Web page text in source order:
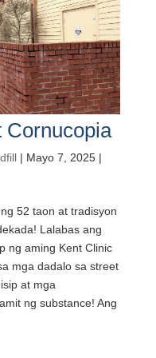
Cornucopia
| Mayo 7, 2025|
52 taon at tradisyon
Lalabas ang
ng aming Kent Clinic
mga dadalo sa street
at mga
ng substance! Ang